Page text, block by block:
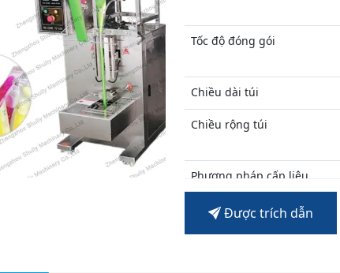
Tốc độ đóng gói
Chiều dài túi
Chiều rộng túi
Phương pháp cấp liệu
Được trích dẫn